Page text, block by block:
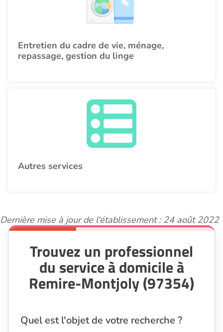
Entretien du cadre de vie, ménage,
repassage, gestion du linge
Autres services
Dernière mise à jour de l'établissement : 24 août 2022
Trouvez un professionnel
du service à domicile à
Remire-Montjoly (97354)
Quel est l'objet de votre recherche ?